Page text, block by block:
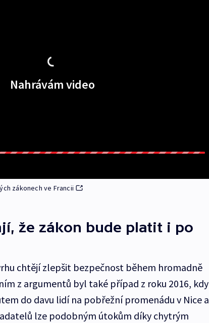
Nahrávám video
zákonech ve Francii
že zákon bude platit i po
chtějí zlepšit bezpečnost během hromadně
z argumentů byl také případ z roku 2016, kdy
do davu lidí na pobřežní promenádu v Nice a
lze podobným útokům díky chytrým